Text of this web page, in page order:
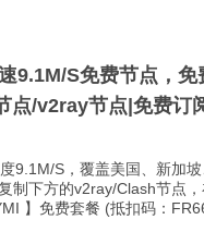
9.1M/S免费节点，免
/v2ray节点|免费订
9.1M/S，覆盖美国、新加
制下方的v2ray/Clash节点
】免费套餐 (抵扣码：